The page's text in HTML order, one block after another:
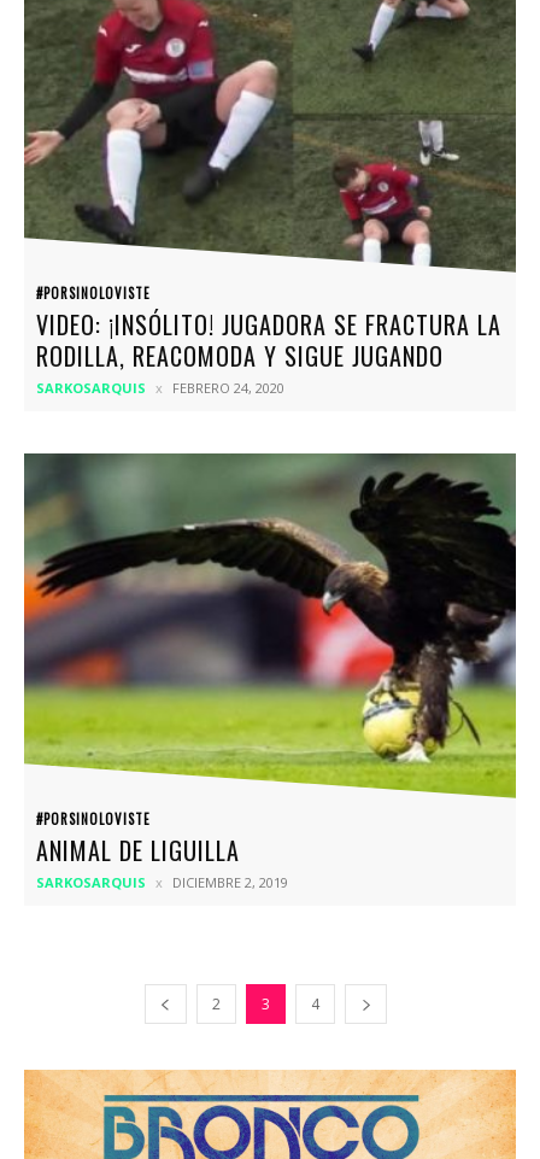
#PORSINOLOVISTE
VIDEO: ¡INSÓLITO! JUGADORA SE FRACTURA LA
RODILLA, REACOMODA Y SIGUE JUGANDO
SARKOSARQUIS FEBRERO 24, 2020
#PORSINOLOVISTE
ANIMAL DE LIGUILLA
SARKOSARQUIS DICIEMBRE 2, 2019
2 3 4